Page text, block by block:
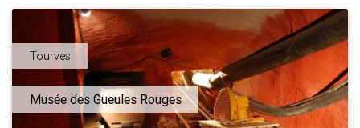
Tourves
Musée des Gueules Rouges